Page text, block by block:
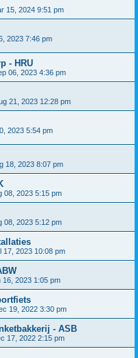
15, 2024 9:51 pm
2023 7:46 pm
- HRU
06, 2023 4:36 pm
21, 2023 12:28 pm
2023 5:54 pm
18, 2023 8:07 pm
08, 2023 5:15 pm
08, 2023 5:12 pm
17, 2023 10:08 pm
16, 2023 1:05 pm
19, 2022 3:30 pm
- ASB
17, 2022 2:15 pm